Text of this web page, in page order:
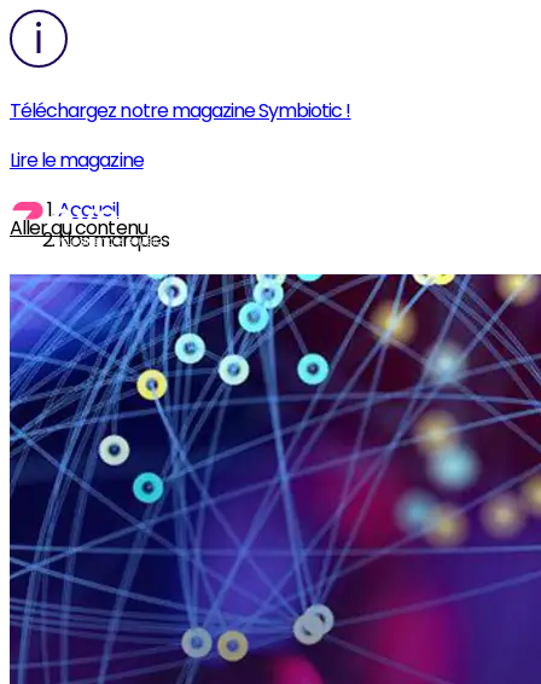
Téléchargez notre magazine Symbiotic !
Lire le magazine
Aller au contenu
Accueil
Nos marques